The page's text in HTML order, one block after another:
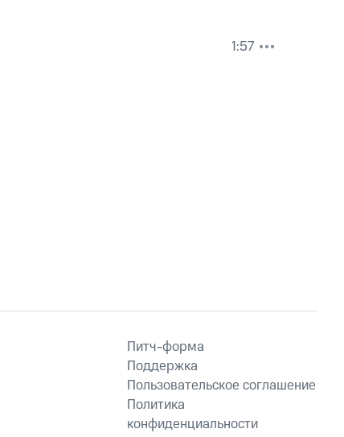
1:57
Питч-форма
Поддержка
Пользовательское соглашение
Политика
конфиденциальности